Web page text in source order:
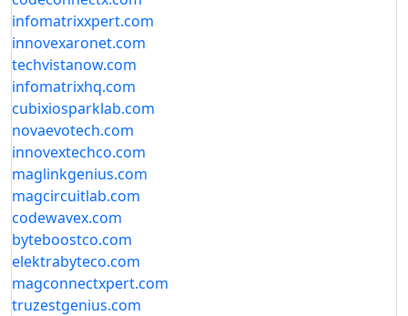
infomatrixxpert.com
innovexaronet.com
techvistanow.com
infomatrixhq.com
cubixiosparklab.com
novaevotech.com
innovextechco.com
maglinkgenius.com
magcircuitlab.com
codewavex.com
byteboostco.com
elektrabyteco.com
magconnectxpert.com
truzestgenius.com